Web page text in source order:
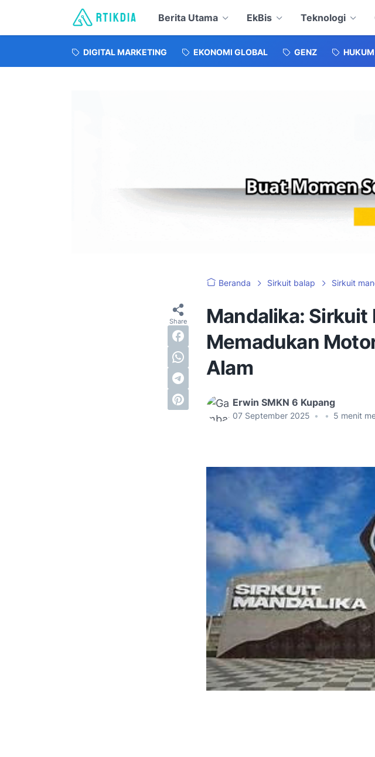
Berita Utama EkBis Teknologi
DIGITAL MARKETING EKONOMI GLOBAL GENZ
Beranda Sirkuit balap Sirkuit
Mandalika: Sirkuit
Memadukan
Alam
Erwin SMKN 6 Kupang
07 September 2025 • • 5 menit